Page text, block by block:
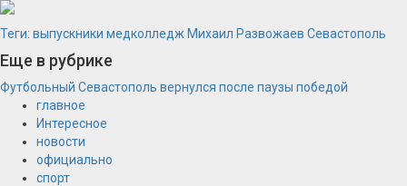
Теги: выпускники медколледж Михаил Развожаев Севастополь
Еще в рубрике
Футбольный Севастополь вернулся после паузы победой
главное
Интересное
новости
официально
спорт